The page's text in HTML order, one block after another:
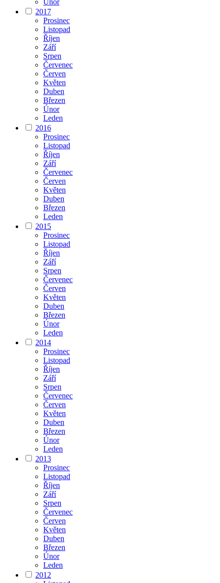
Únor
2017
Prosinec
Listopad
Říjen
Září
Srpen
Červenec
Červen
Květen
Duben
Březen
Únor
Leden
2016
Prosinec
Listopad
Říjen
Září
Červenec
Červen
Květen
Duben
Březen
Leden
2015
Prosinec
Listopad
Říjen
Září
Srpen
Červenec
Červen
Květen
Duben
Březen
Únor
Leden
2014
Prosinec
Listopad
Říjen
Září
Srpen
Červenec
Červen
Květen
Duben
Březen
Únor
Leden
2013
Prosinec
Listopad
Říjen
Září
Srpen
Červenec
Červen
Květen
Duben
Březen
Únor
Leden
2012